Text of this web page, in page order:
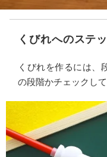
くびれへのステ
くびれを作るには、
の段階かチェックし